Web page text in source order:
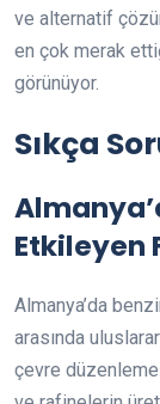
ve alternatif
en çok merak
görünüyor.
Sıkça
Etkileyen
Almanya’da
arasında
çevre